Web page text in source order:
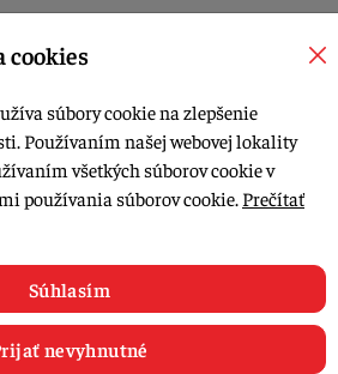
s.r.o. všetky práva vyhradené.
cookies
súbory cookie na zlepšenie
Používaním našej webovej lokality
všetkých súborov cookie v
používania súborov cookie. Prečítať
Súhlasím
nevyhnutné